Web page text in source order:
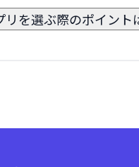
リを選ぶ際のポイント